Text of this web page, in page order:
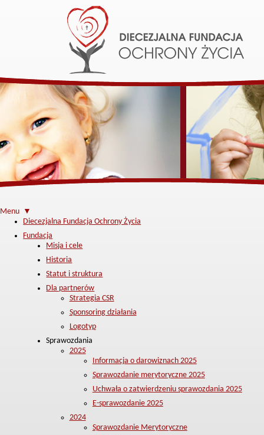
Menu ▼
Diecezjalna Fundacja Ochrony Życia
Fundacja
Misja i cele
Historia
Statut i struktura
Dla partnerów
Strategia CSR
Sponsoring działania
Logotyp
Sprawozdania
2025
Informacja o darowiznach 2025
Sprawozdanie merytoryczne 2025
Uchwała o zatwierdzeniu sprawozdania 2025
E-sprawozdanie 2025
2024
Sprawozdanie Merytoryczne